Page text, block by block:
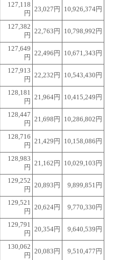
127,118
円
23,027円 10,926,374円
127,382
円
22,763円 10,798,992円
127,649
円
22,496円 10,671,343円
127,913
円
22,232円 10,543,430円
128,181
円
21,964円 10,415,249円
128,447
円
21,698円 10,286,802円
128,716
円
21,429円 10,158,086円
128,983
円
21,162円 10,029,103円
129,252
円
20,893円 9,899,851円
129,521
円
20,624円 9,770,330円
129,791
円
20,354円 9,640,539円
130,062
円
20,083円 9,510,477円